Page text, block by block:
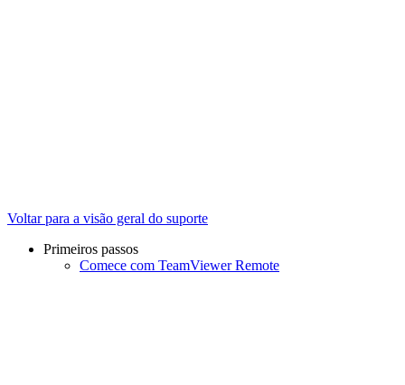
Voltar para a visão geral do suporte
Primeiros passos
Comece com TeamViewer Remote